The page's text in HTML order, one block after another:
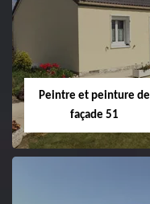
Peintre intérieur
Peintre et peinture de
façade 51